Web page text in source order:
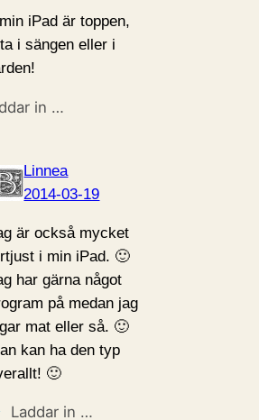
iPad är toppen,
i sängen eller i
in …
Linnea
2014-03-19
är också mycket
i min iPad. 🙂
har gärna något
på medan jag
mat eller så. 🙂
kan ha den typ
🙂
Laddar in …